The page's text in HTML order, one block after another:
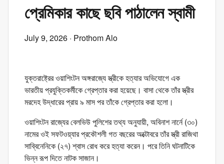
প্রেমিকার কাছে ছবি পাঠালেন স্বামী
July 9, 2026 · Prothom Alo
যুক্তরাষ্ট্রের ওয়াশিংটন অঙ্গরাজ্যে স্ত্রীকে হত্যার অভিযোগে এক
ভারতীয় প্রযুক্তিকর্মীকে গ্রেপ্তার করা হয়েছে। বাসা থেকে তাঁর স্ত্রীর
মরদেহ উদ্ধারের প্রায় ৯ মাস পর তাঁকে গ্রেপ্তার করা হলো।
ওয়াশিংটন রাজ্যের বেলভিউ পুলিশের তথ্য অনুযায়ী, অবিনাশ নার্নে (৩০)
নামের ওই সফটওয়্যার প্রকৌশলী গত বছরের অক্টোবরে তাঁর স্ত্রী রাজিথা
সাব্বিনেনিকে (২৭) শ্বাস রোধ করে হত্যা করেন। পরে তিনি ঘটনাটিকে
ভিন্ন রূপ দিতে নাটক সাজান।